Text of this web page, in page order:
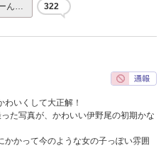
ん… 322
いくして大正解！
た写真が、かわいい伊野尾の初期かな
かかって今のような女の子っぽい雰囲